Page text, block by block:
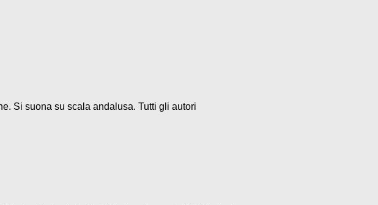
Si suona su scala andalusa. Tutti gli autori